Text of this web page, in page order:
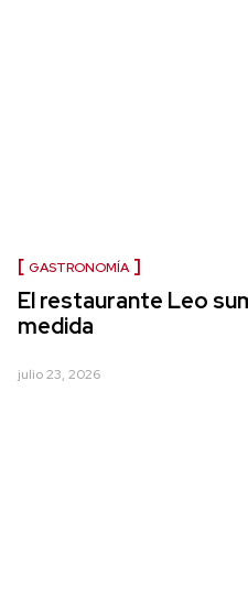
GASTRONOMÍA
El restaurante Leo
medida
julio 23, 2026